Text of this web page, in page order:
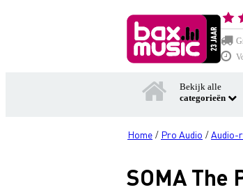
Bekijk alle
categorieën
Home / Pro Audio /Audio-
SOMA The